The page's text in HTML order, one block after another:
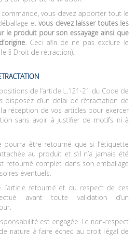
vous devez apporter tout le
et vous devez laisser toutes les
le produit pour son essayage ainsi que
Ceci afin de ne pas exclure le
§ Droit de rétraction).
de l’article L.121-21 du Code de
disposez d’un délai de rétractation de
réception de vos articles pour exercer
sans avoir à justifier de motifs ni à
pourra être retourné que si l’étiquette
au produit et s’il n’a jamais été
retourné complet dans son emballage
éventuels.
retourné et du respect de ces
avant toute validation d’un
est engagée. Le non-respect
nature à faire échec au droit légal de